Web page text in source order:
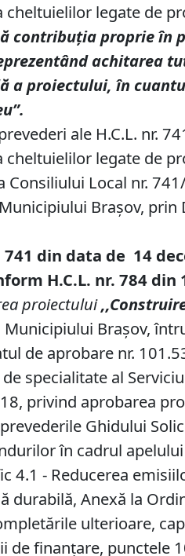
cheltuielilor legate de
contribuția proprie în
achitarea
a proiectului, în
ale H.C.L. nr.
cheltuielilor legate de
Consiliului Local nr.
Brașov, prin
741 din data de 14
H.C.L. nr. 784 din
proiectului
Municipiului Brașov,
de aprobare nr.
specialitate al
privind aprobarea
Ghidului
în cadrul
4.1 - Reducerea
durabilă, Anexă la
ulterioare,
de finanţare, punctele